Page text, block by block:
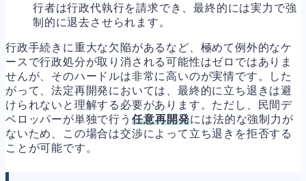
行者は行政代執行を請求でき、最終的には実力で強
制的に退去させられます。
行政手続きに重大な欠陥があるなど、極めて例外的なケ
ースで行政処分が取り消される可能性はゼロではありま
せんが、そのハードルは非常に高いのが実情です。した
がって、法定再開発においては、最終的に立ち退きは避
けられないと理解する必要があります。ただし、民間デ
ベロッパーが単独で行う 任意再開発には法的な強制力が
ないため、この場合は交渉によって立ち退きを拒否する
ことが可能です。